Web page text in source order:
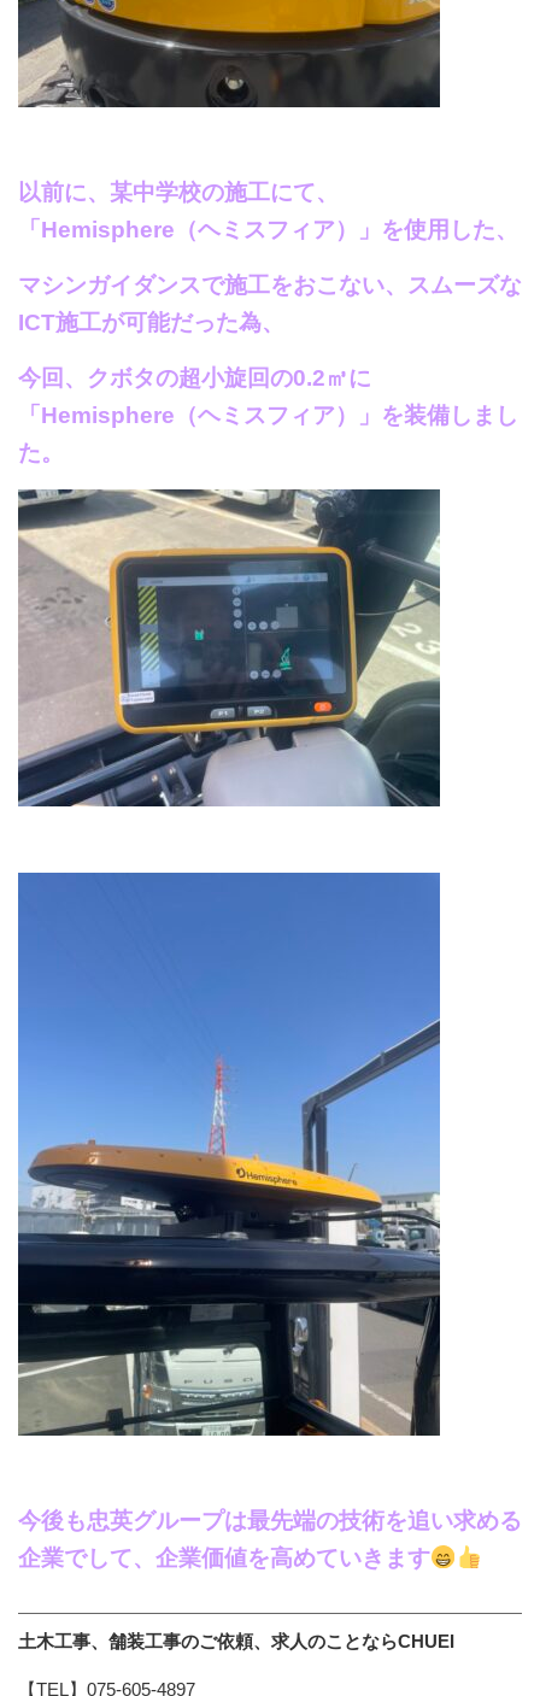
以前に、某中学校の施工にて、
「Hemisphere（ヘミスフィア）」を使用した、
マシンガイダンスで施工をおこない、スムーズな
ICT施工が可能だった為、
今回、クボタの超小旋回の0.2㎥に
「Hemisphere（ヘミスフィア）」を装備しまし
た。
今後も忠英グループは最先端の技術を追い求める
企業でして、企業価値を高めていきます
土木工事、舗装工事のご依頼、求人のことならCHUEI
【TEL】075-605-4897